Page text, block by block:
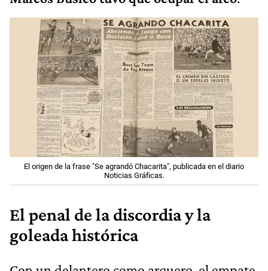
El origen de la frase "Se agrandó Chacarita", publicada en el diario
Noticias Gráficas.
El penal de la discordia y la
goleada histórica